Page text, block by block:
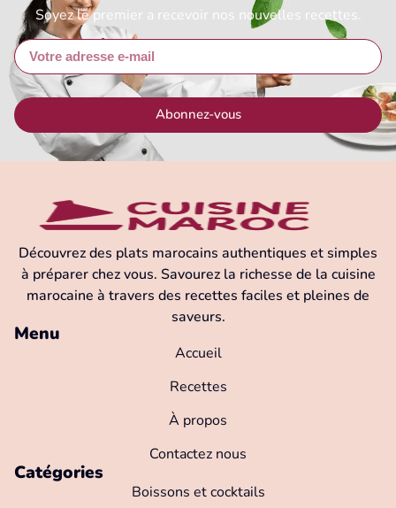
Soyez le premier a recevoir nos nouvelles recettes.
Abonnez-vous
Découvrez des plats marocains authentiques et simples
à préparer chez vous. Savourez la richesse de la cuisine
marocaine à travers des recettes faciles et pleines de
saveurs.
Menu
Accueil
Recettes
À propos
Contactez nous
Catégories
Boissons et cocktails